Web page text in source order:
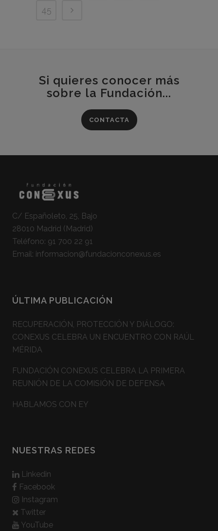
45
Si quieres conocer más
sobre la Fundación...
CONTACTA
C/ Españoleto, 25, Bajo
28010 Madrid (Madrid)
Teléfono: 91 700 22 91
Email: informacion@fundacionconexus.es
ÚLTIMA PUBLICACIÓN
RECUPERACIÓN, PROTECCIÓN Y DIÁLOGO:
CONEXUS CELEBRA UN ENCUENTRO CON RAÚL
MÉRIDA
FUNDACIÓN CONEXUS CELEBRA LA PRIMERA
REUNIÓN DE LA COMISIÓN DE DEFENSA
HABLAMOS CON EY
NUESTRAS REDES
Linkedin
Facebook
Instagram
Twitter
YouTube